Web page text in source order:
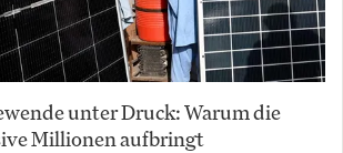
unter Druck: Warum die
Millionen aufbringt